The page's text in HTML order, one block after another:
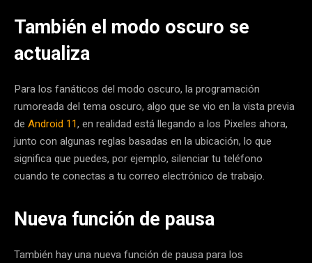
También el modo oscuro se
actualiza
Para los fanáticos del modo oscuro, la programación
rumoreada del tema oscuro, algo que se vio en la vista previa
de Android 11, en realidad está llegando a los Pixeles ahora,
junto con algunas reglas basadas en la ubicación, lo que
significa que puedes, por ejemplo, silenciar tu teléfono
cuando te conectas a tu correo electrónico de trabajo.
Nueva función de pausa
También hay una nueva función de pausa para los